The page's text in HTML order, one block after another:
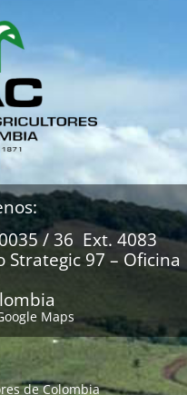
/ 36 Ext. 4083
Strategic 97 – Oficina
Maps
de Colombia